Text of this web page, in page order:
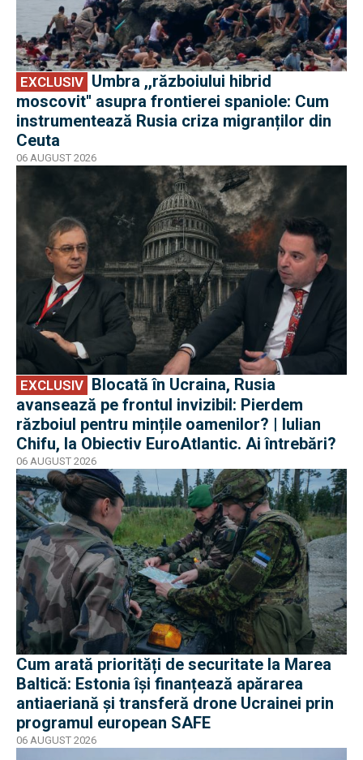
EXCLUSIV
moscovit'' asupra frontierei spaniole: Cum
instrumentează Rusia criza migranților din
Ceuta
06 AUGUST 2026
EXCLUSIV
avansează pe frontul invizibil: Pierdem
războiul pentru mințile oamenilor? | Iulian
Chifu, la Obiectiv EuroAtlantic. Ai întrebări?
06 AUGUST 2026
Cum arată priorități de securitate la Marea
Baltică: Estonia își finanțează apărarea
antiaeriană și transferă drone Ucrainei prin
programul european SAFE
06 AUGUST 2026